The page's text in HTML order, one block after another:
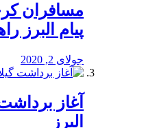
مسافران
پیام البرز
جولای 2, 2020
آغاز
البرز